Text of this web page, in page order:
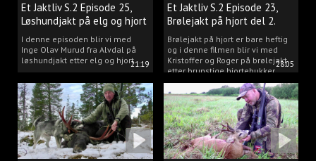
21:19
Et Jaktliv S.2 Episode 25,
Løshundjakt på elg og hjort
i Norge.
I denne episoden blir vi med
Inge Olav Murud fra Alvdal på
løshundjakt etter elg og hjort.
28:05
Et Jaktliv S.2 Episode 23,
Brølejakt på hjort del 2.
Brølejakt på hjort er bare heftig
og i denne filmen blir vi med
Kristoffer og Roger på brølejakt
etter brunstige hjortebukker.